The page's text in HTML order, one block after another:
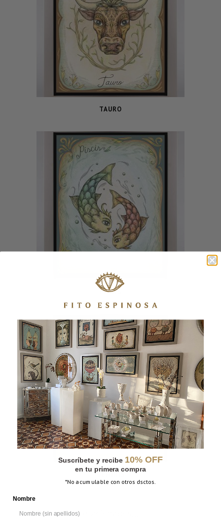
TAURO
PISCIS
Productos relacionados...
Suscríbete y recibe 10% OFF
en tu primera compra
*No acumulable con otros dsctos.
Nombre